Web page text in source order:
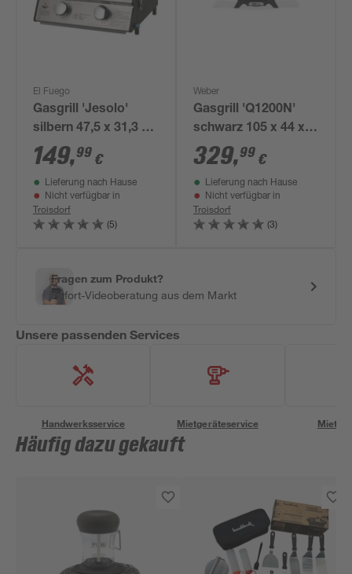
El Fuego
Gasgrill 'Jesolo'
silbern 47,5 x 31,3 x
43,2 cm
149,99 €
Lieferung nach Hause
Nicht verfügbar in
Troisdorf
(5)
Weber
Gasgrill 'Q1200N'
schwarz 105 x 44 x
38 cm
329,99 €
Lieferung nach Hause
Nicht verfügbar in
Troisdorf
(3)
Fragen zum Produkt?
Sofort-Videoberatung aus dem Markt
Unsere passenden Services
Handwerksservice Mietgeräteservice
Häufig dazu gekauft